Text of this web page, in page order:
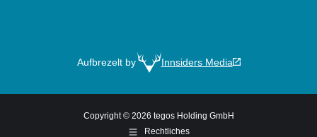
Aufbrezelt by Innsiders Media
Copyright © 2026 tegos Holding GmbH
Rechtliches